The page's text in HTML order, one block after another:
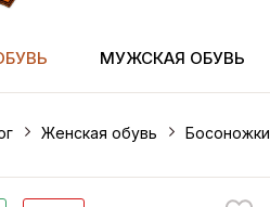
МУЖСКАЯ ОБУВЬ
Женская обувь Босоножки